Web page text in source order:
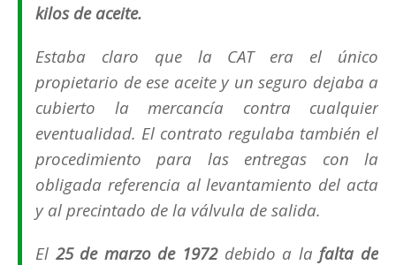
kilos de aceite.
Estaba claro que la CAT era el único
propietario de ese aceite y un seguro dejaba a
cubierto la mercancía contra cualquier
eventualidad. El contrato regulaba también el
procedimiento para las entregas con la
obligada referencia al levantamiento del acta
y al precintado de la válvula de salida.
El 25 de marzo de 1972debido a la falta de